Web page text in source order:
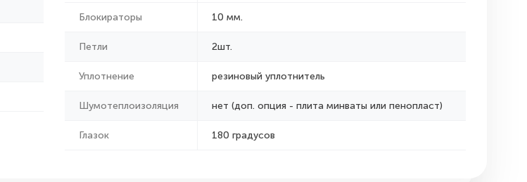
Блокираторы 10 мм.
Петли 2шт.
Уплотнение резиновый уплотнитель
Шумотеплоизоляция нет (доп. опция - плита минваты или пенопласт)
Глазок 180 градусов